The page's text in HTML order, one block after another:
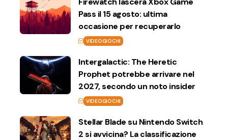
Pass il 15 agosto: ultima
occasione per recuperarlo
VIDEOGIOCHI
Intergalactic: The Heretic
Prophet potrebbe arrivare nel
2027, secondo un noto insider
VIDEOGIOCHI
Stellar Blade su Nintendo Switch
2 si avvicina? La classificazione